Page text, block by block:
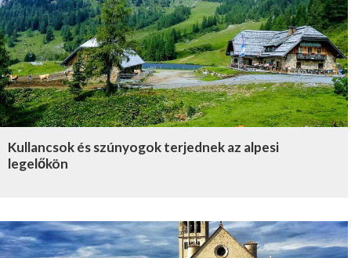
Kullancsok és szúnyogok terjednek az alpesi
legelőkön